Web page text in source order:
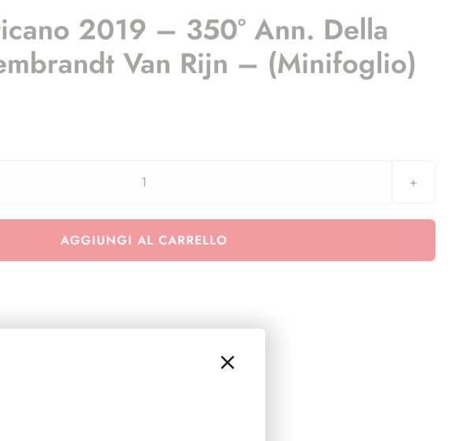
2019 – 350° Ann. Della
Van Rijn – (minifoglio)
Euralbo
2019
AGGIUNGI AL CARRELLO